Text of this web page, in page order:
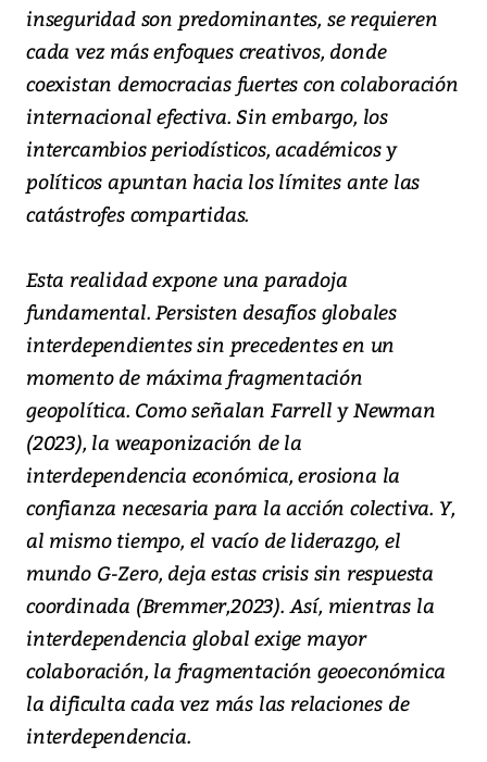
inseguridad son predominantes, se requieren
cada vez más enfoques creativos, donde
coexistan democracias fuertes con colaboración
internacional efectiva. Sin embargo, los
intercambios periodísticos, académicos y
políticos apuntan hacia los límites ante las
catástrofes compartidas.
Esta realidad expone una paradoja
fundamental. Persisten desafíos globales
interdependientes sin precedentes en un
momento de máxima fragmentación
geopolítica. Como señalan Farrell y Newman
(2023), la weaponización de la
interdependencia económica, erosiona la
confianza necesaria para la acción colectiva. Y,
al mismo tiempo, el vacío de liderazgo, el
mundo G-Zero, deja estas crisis sin respuesta
coordinada (Bremmer,2023). Así, mientras la
interdependencia global exige mayor
colaboración, la fragmentación geoeconómica
la dificulta cada vez más las relaciones de
interdependencia.